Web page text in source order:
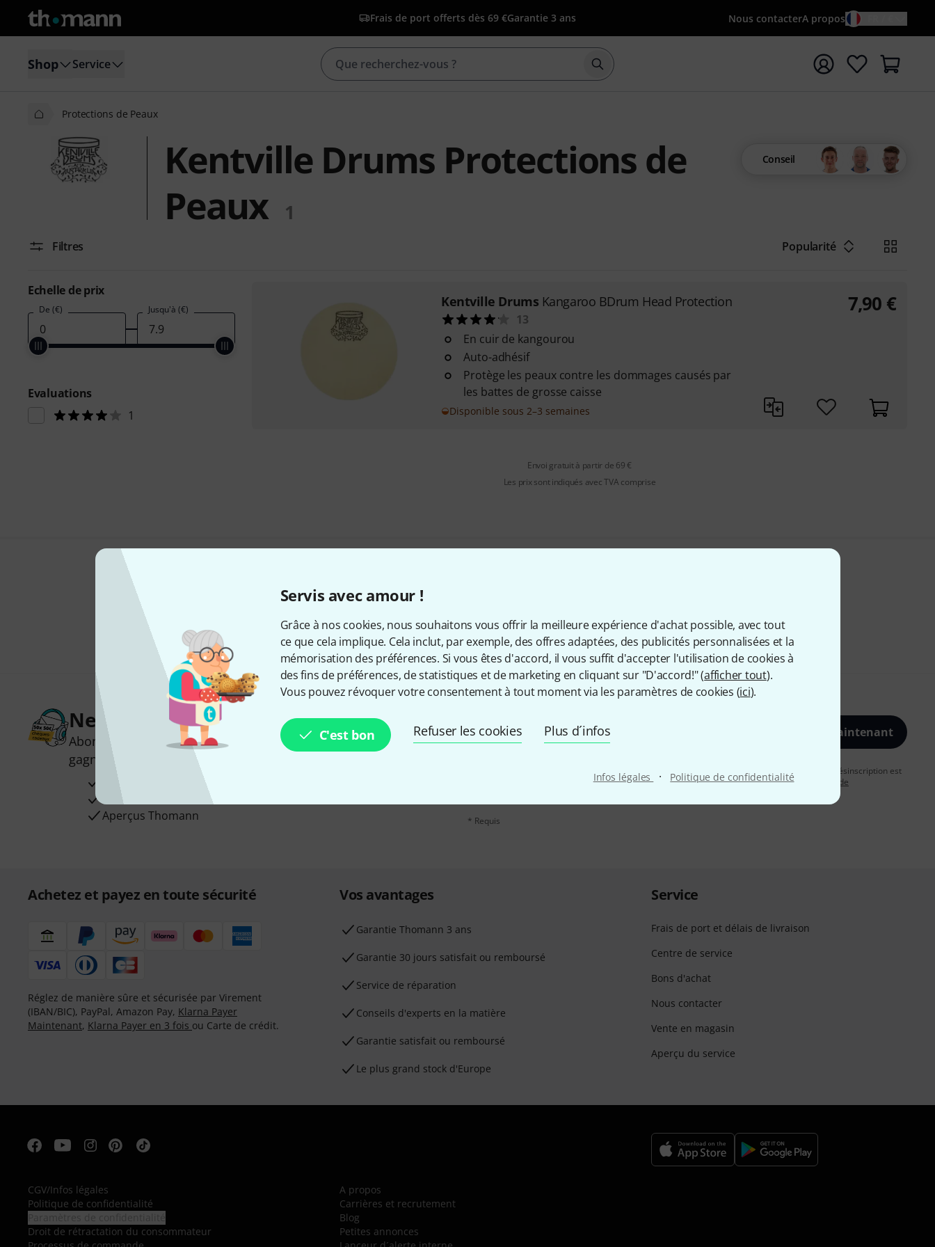
Servis avec amour !
Grâce à nos cookies, nous souhaitons vous offrir la meilleure expérience d'achat possible, avec tout
ce que cela implique. Cela inclut, par exemple, des offres adaptées, des publicités personnalisées et la
mémorisation des préférences. Si vous êtes d'accord, il vous suffit d'accepter l'utilisation de cookies à
des fins de préférences, de statistiques et de marketing en cliquant sur "D'accord!" (afficher tout).
Vous pouvez révoquer votre consentement à tout moment via les paramètres de cookies (ici).
C'est bon Refuser les cookies Plus d´infos
Infos légales · Politique de confidentialité
Frais de port offerts dès 69 €Garantie 3 ans Nous contacterA propos
Shop Service Démarrer la recherche avec le terme de recherche
Protections de Peaux
Kentville Drums Protections de
Peaux
1
Conseil
Filtres Popularité
Echelle de prix
De (€) Jusqu'à (€)
Evaluations
1
Kentville Drums Kangaroo BDrum Head Protection
13
En cuir de kangourou
Auto-adhésif
Protège les peaux contre les dommages causés par
les battes de grosse caisse
Disponible sous 2–3 semaines
7,90 €
Envoi gratuit à partir de 69 €
Les prix sont indiqués avec TVA comprise
Aide et commentaires
Newsletters Thomann
Abonnez-vous à la newsletter Thomann et, avec un peu de chance,
gagnez l'un des 50 bons d'achat d'une valeur de 50 € chacun!
Aperçus Thomann
Adresse e-mail* S'inscrire maintenant
En cliquant sur "S'inscrire maintenant", vous acceptez de recevoir des publicités par e-mail. La désinscription est
possible à tout moment. Vous pouvez trouver plus d'informations à ce sujet dans notre
Politique de
* Requis
Achetez et payez en toute sécurité
Réglez de manière sûre et sécurisée par Virement
(IBAN/BIC), PayPal, Amazon Pay, Klarna Payer
Maintenant, Klarna Payer en 3 fois ou Carte de crédit.
Vos avantages
Ga­ran­tie Thomann 3 ans
Garantie 30 jours satisfait ou remboursé
Service de réparation
Conseils d'experts en la matière
Garantie satisfait ou remboursé
Le plus grand stock d'Europe
Service
Frais de port et délais de livraison
Centre de service
Bons d'achat
Nous contacter
Vente en magasin
Aperçu du service
CGV/Infos légales
Politique de confidentialité
Droit de rétractation du consommateur
A propos
Carrières et recrutement
Blog
Petites annonces